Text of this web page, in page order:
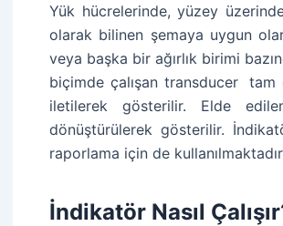
Yük hücrelerinde, yüzey
olarak bilinen şemaya uygun
veya başka bir ağırlık birimi
biçimde çalışan transducer tam
iletilerek gösterilir. Elde
dönüştürülerek gösterilir.
raporlama için de
İndikatör Nasıl